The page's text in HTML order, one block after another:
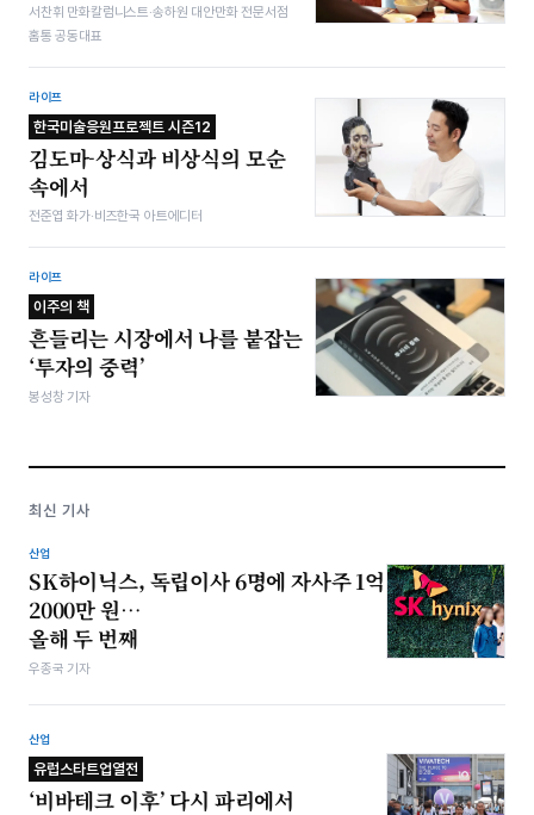
서찬휘 만화칼럼니스트·송하원 대안만화 전문서점
홈통 공동대표
라이프
한국미술응원프로젝트 시즌12
김도마-상식과 비상식의 모순
속에서
전준엽 화가·비즈한국 아트에디터
라이프
이주의 책
흔들리는 시장에서 나를 붙잡는
‘투자의 중력’
봉성창 기자
최신 기사
산업
SK하이닉스, 독립이사 6명에 자사주 1억
2000만 원…
올해 두 번째
우종국 기자
산업
유럽스타트업열전
‘비바테크 이후’ 다시 파리에서